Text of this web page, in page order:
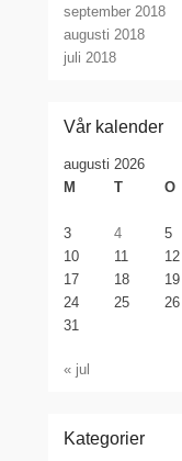
september 2018
augusti 2018
juli 2018
Vår kalender
augusti 2026
M
T O
3
4 5
10
11 12
17
18 19
24
25 26
31
« jul
Kategorier